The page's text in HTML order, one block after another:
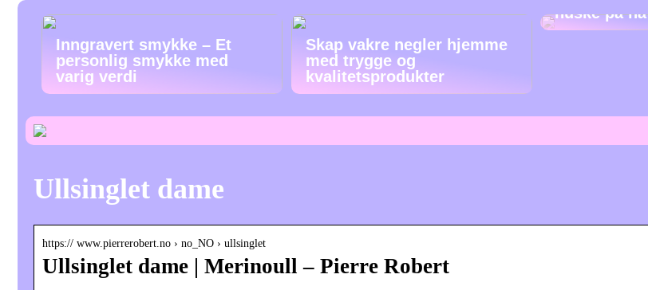
Inngravert smykke – Et
personlig smykke med
varig verdi
Skap vakre negler hjemme
med trygge og
kvalitetsprodukter
huske på nå
Ullsinglet dame
https:// www.pierrerobert.no › no_NO › ullsinglet
Ullsinglet dame | Merinoull – Pierre Robert